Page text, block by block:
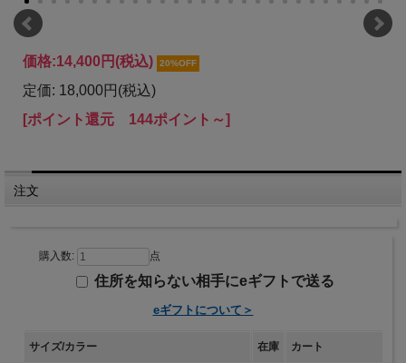
価格:14,400円 (税込) 20%OFF
定価: 18,000円(税込)
[ポイント還元 144ポイント～]
注文
購入数: 点
住所を知らない相手にeギフトで送る
eギフトについて＞
サイズ/カラー 在庫 カート